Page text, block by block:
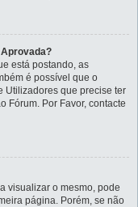
está postando, as
é possível que o
Utilizadores que precise ter
Fórum. Por Favor, contacte
visualizar o mesmo, pode
página. Porém, se não